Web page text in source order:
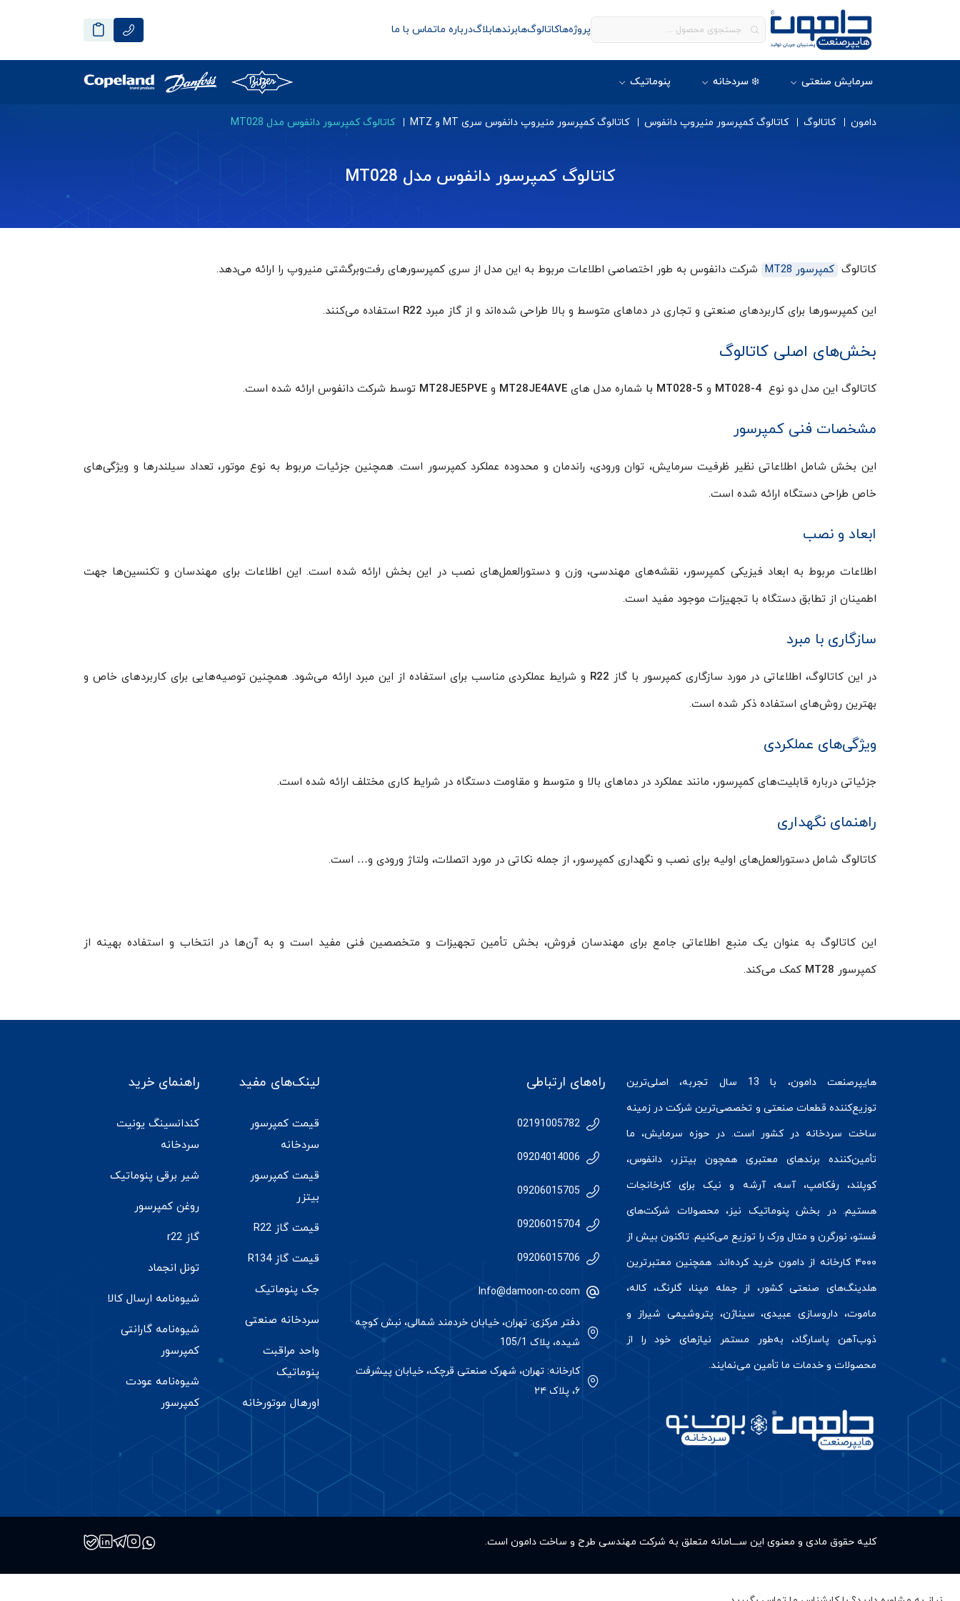
پروژه‌هاکاتالوگ‌هابرندهابلاگدرباره ماتماس با ما
سرمایش صنعتی ❄️ سردخانه پنوماتیک
دامون کاتالوگ کاتالوگ کمپرسور منیروپ دانفوس کاتالوگ کمپرسور منیروپ دانفوس سری MT و MTZ کاتالوگ کمپرسور دانفوس مدل MT028
کاتالوگ کمپرسور دانفوس مدل MT028
کاتالوگ کمپرسور MT28 شرکت دانفوس به طور اختصاصی اطلاعات مربوط به این مدل از سری کمپرسورهای رفت‌وبرگشتی منیروپ را ارائه می‌دهد.
این کمپرسورها برای کاربردهای صنعتی و تجاری در دماهای متوسط و بالا طراحی شده‌اند و از گاز مبرد R22 استفاده می‌کنند.
بخش‌های اصلی کاتالوگ
کاتالوگ این مدل دو نوع MT028-4 و MT028-5 با شماره مدل های MT28JE4AVE و MT28JE5PVE توسط شرکت دانفوس ارائه شده است.
مشخصات فنی کمپرسور
این بخش شامل اطلاعاتی نظیر ظرفیت سرمایش، توان ورودی، راندمان و محدوده عملکرد کمپرسور است. همچنین جزئیات مربوط به نوع موتور، تعداد سیلندرها و ویژگی‌های
خاص طراحی دستگاه ارائه شده است.
ابعاد و نصب
اطلاعات مربوط به ابعاد فیزیکی کمپرسور، نقشه‌های مهندسی، وزن و دستورالعمل‌های نصب در این بخش ارائه شده است. این اطلاعات برای مهندسان و تکنسین‌ها جهت
اطمینان از تطابق دستگاه با تجهیزات موجود مفید است.
سازگاری با مبرد
در این کاتالوگ، اطلاعاتی در مورد سازگاری کمپرسور با گاز R22 و شرایط عملکردی مناسب برای استفاده از این مبرد ارائه می‌شود. همچنین توصیه‌هایی برای کاربردهای خاص و
بهترین روش‌های استفاده ذکر شده است.
ویژگی‌های عملکردی
جزئیاتی درباره قابلیت‌های کمپرسور، مانند عملکرد در دماهای بالا و متوسط و مقاومت دستگاه در شرایط کاری مختلف ارائه شده است.
راهنمای نگهداری
کاتالوگ شامل دستورالعمل‌های اولیه برای نصب و نگهداری کمپرسور، از جمله نکاتی در مورد اتصلات، ولتاژ ورودی و… است.
این کاتالوگ به عنوان یک منبع اطلاعاتی جامع برای مهندسان فروش، بخش تأمین تجهیزات و متخصصین فنی مفید است و به آن‌ها در انتخاب و استفاده بهینه از
کمپرسور MT28 کمک می‌کند.
هایپرصنعت
دامون، با 13 سال تجربه، اصلی‌ترین
توزیع‌کننده قطعات صنعتی و تخصصی‌ترین شرکت در زمینه
ساخت سردخانه در کشور است. در حوزه سرمایش، ما
تأمین‌کننده برندهای معتبری همچون بیتزر، دانفوس،
کوپلند، رفکامپ، آسه، آرشه و نیک برای کارخانجات
هستیم. در بخش پنوماتیک نیز، محصولات شرکت‌های
فستو، نورگرن و متال ورک را توزیع می‌کنیم. تاکنون بیش از
۴۰۰۰ کارخانه از دامون خرید کرده‌اند. همچنین معتبرترین
هلدینگ‌های صنعتی کشور، از جمله مپنا، گلرنگ، کاله،
ماموت، داروسازی عبیدی، سیناژن، پتروشیمی شیراز و
ذوب‌آهن پاسارگاد، به‌طور مستمر نیازهای خود را از
محصولات و خدمات ما تأمین می‌نمایند.
راه‌های ارتباطی
02191005782
09204014006
09206015705
09206015704
09206015706
Info@damoon-co.com
دفتر مرکزی: تهران، خیابان خردمند شمالی، نبش کوچه
شیده، پلاک 105/1
کارخانه: تهران، شهرک صنعتی قرچک، خیابان پیشرفت
۶، پلاک ۲۴
لینک‌های مفید
قیمت کمپرسور
سردخانه
قیمت کمپرسور
بیتزر
قیمت گاز R22
قیمت گاز R134
جک پنوماتیک
سردخانه صنعتی
واحد مراقبت
پنوماتیک
اورهال موتورخانه
راهنمای خرید
کندانسینگ یونیت
سردخانه
شیر برقی پنوماتیک
روغن کمپرسور
گاز r22
تونل انجماد
شیوه‌نامه ارسال کالا
شیوه‌نامه گارانتی
کمپرسور
شیوه‌نامه عودت
کمپرسور
کلیه حقوق مادى و معنوى این ســـامانه متعلق به شرکت مهندسی طرح و ساخت دامون است.